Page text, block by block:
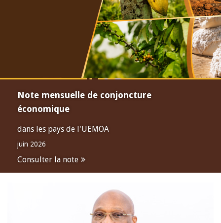
Note mensuelle de conjoncture
économique
dans les pays de l'UEMOA
juin 2026
Consulter la note